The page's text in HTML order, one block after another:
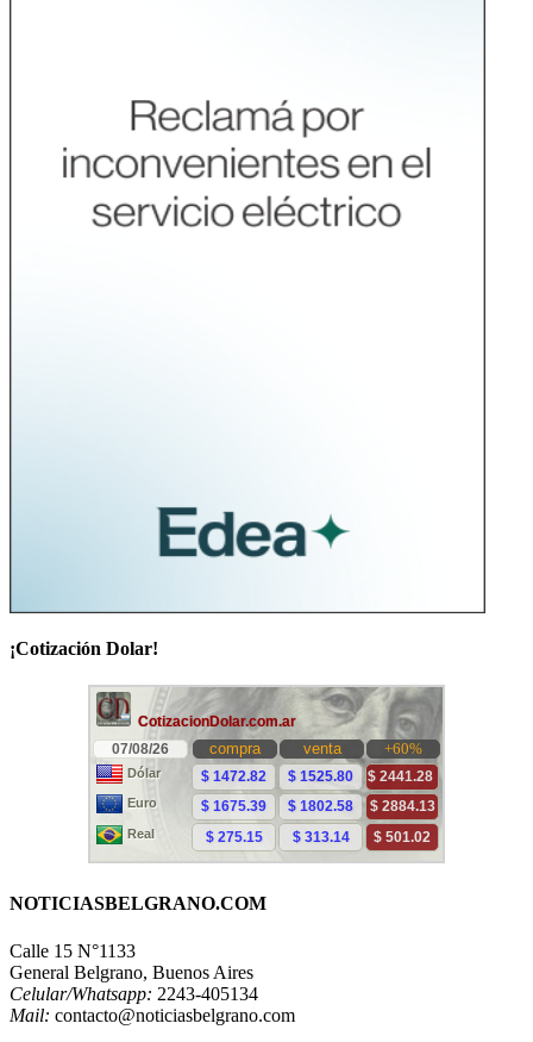
¡Cotización Dolar!
NOTICIASBELGRANO.COM
Calle 15 N°1133
General Belgrano, Buenos Aires
Celular/Whatsapp: 2243-405134
Mail: contacto@noticiasbelgrano.com